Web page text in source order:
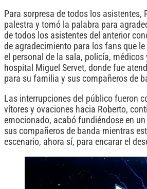
Para sorpresa de todos los asistentes,
palestra y tomó la palabra para
de todos los asistentes del anterior
de agradecimiento para los fans que
el personal de la sala, policía, médicos
hospital Miguel Servet, donde fue
para su familia y sus compañeros de
Las interrupciones del público fueron
vítores y ovaciones hacia Roberto,
emocionado, acabó fundiéndose en
sus compañeros de banda mientras
escenario, ahora sí, para encarar el